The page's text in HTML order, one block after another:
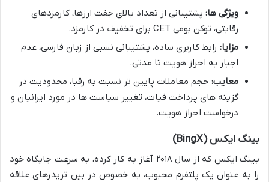
ویژگی ها: پشتیبانی از تعداد بالای جفت ارزها، کارمزدهای
رقابتی، توکن بومی CET برای تخفیف در کارمزد.
مزایا: رابط کاربری ساده، پشتیبانی نسبی از زبان فارسی، عدم
اجبار به احراز هویت تا مدتی.
معایب: حجم معاملات پایین تر نسبت به رقبا، محدودیت در
گزینه های پرداخت فیات، تغییر سیاست ها در مورد ایرانیان و
درخواست احراز هویت.
بینگ ایکس (BingX)
بینگ ایکس که از سال ۲۰۱۸ آغاز به کار کرده، به سرعت جایگاه خود
را به عنوان یک پلتفرم محبوب، به خصوص در بین تریدرهای علاقه